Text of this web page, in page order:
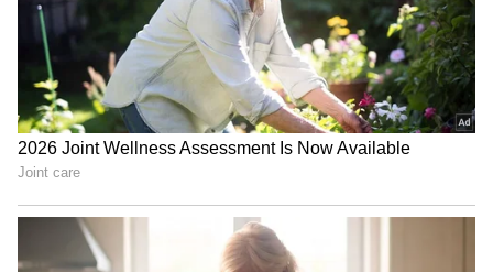
Image Credit : Zee 5/ Youtube
సిరీస్ కు ప్రధాన బలం రవి-మోహన్ కామెడీ
ఈ సిరీస్‌కు ప్రధాన బలం రవి-మోహన్ పాత్రల మధ్య వచ్చే
కామెడీ ట్రాక్. అమాయకత్వం, అతితెలివి కలిపిన పోలీస్
పాత్రల్లో రవితేజ , గెటప్ శ్రీను ఎప్పటిలానే తన కామెడీ